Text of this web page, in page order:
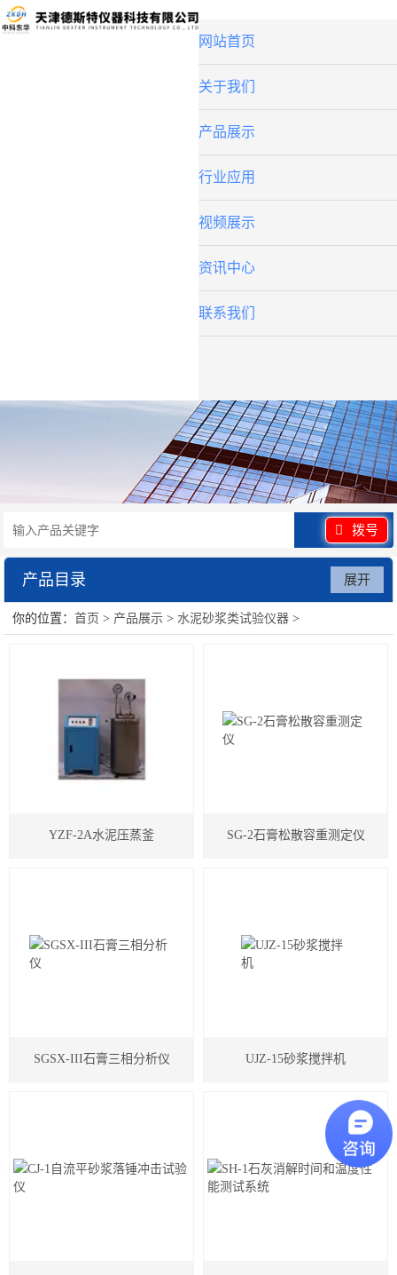
网站首页
关于我们
产品展示
行业应用
视频展示
资讯中心
联系我们
拨号
产品目录
水泥砂浆类试验仪器
展开
你的位置：首页 > 产品展示 >水泥砂浆类试验仪器 >
YZF-2A水泥压蒸釜 SG-2石膏松散容重测定仪
SGSX-III石膏三相分析仪 UJZ-15砂浆搅拌机